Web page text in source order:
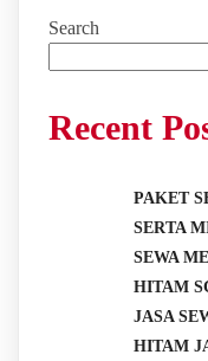
Search
Recent
PAKET
SERTA
SEWA
HITAM
JASA
HITAM